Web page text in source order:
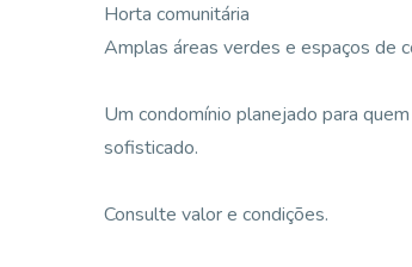
Horta comunitária
Amplas áreas verdes e espaços de
Um condomínio planejado para
sofisticado.
Consulte valor e condições.